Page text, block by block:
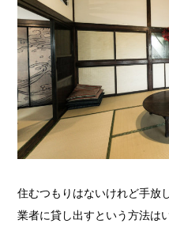
住むつもりはないけれど手放
業者に貸し出すという方法は